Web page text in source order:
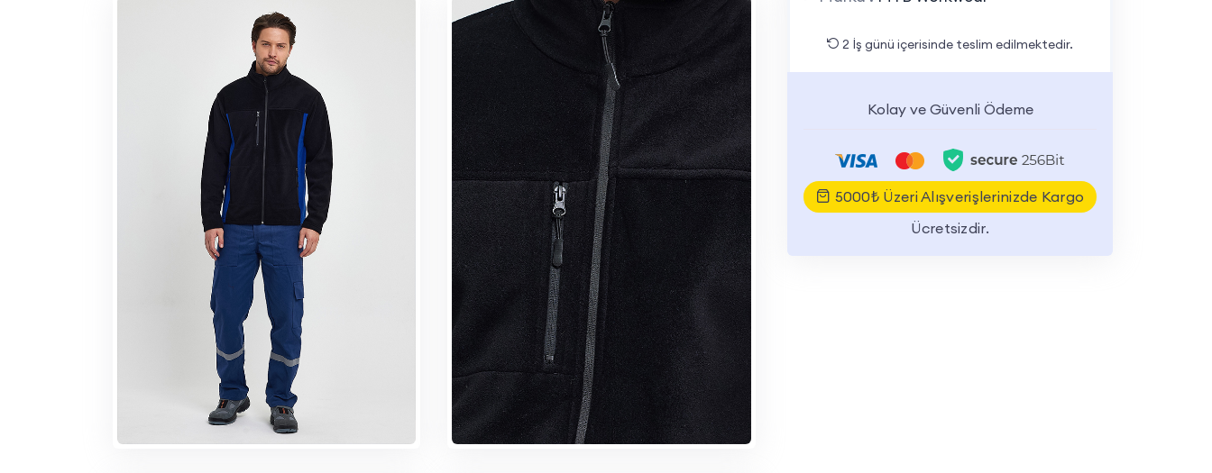
2 İş günü içerisinde teslim edilmektedir.
Kolay ve Güvenli Ödeme
5000₺ Üzeri Alışverişlerinizde Kargo
Ücretsizdir.